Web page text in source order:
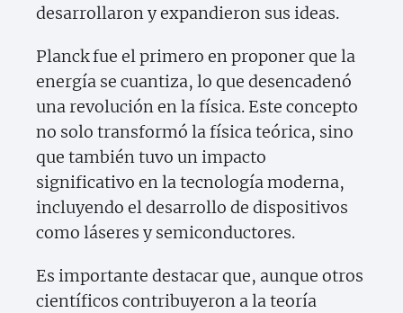
desarrollaron y expandieron sus ideas.
Planck fue el primero en proponer que la
energía se cuantiza, lo que desencadenó
una revolución en la física. Este concepto
no solo transformó la física teórica, sino
que también tuvo un impacto
significativo en la tecnología moderna,
incluyendo el desarrollo de dispositivos
como láseres y semiconductores.
Es importante destacar que, aunque otros
científicos contribuyeron a la teoría